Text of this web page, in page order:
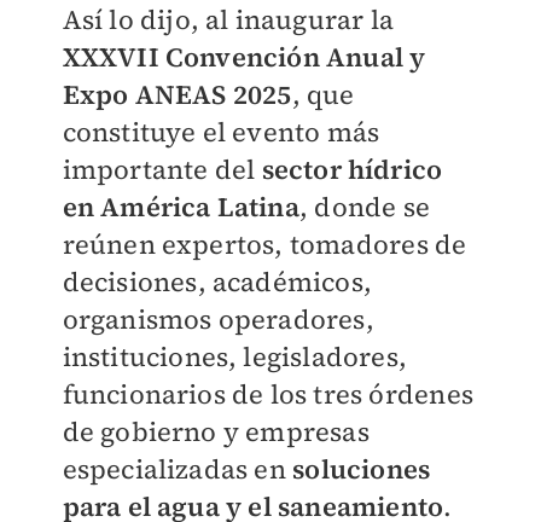
Así lo dijo, al inaugurar la
XXXVII Convención Anual y
Expo ANEAS 2025, que
constituye el evento más
importante del sector hídrico
en América Latina, donde se
reúnen expertos, tomadores de
decisiones, académicos,
organismos operadores,
instituciones, legisladores,
funcionarios de los tres órdenes
de gobierno y empresas
especializadas en soluciones
para el agua y el saneamiento.